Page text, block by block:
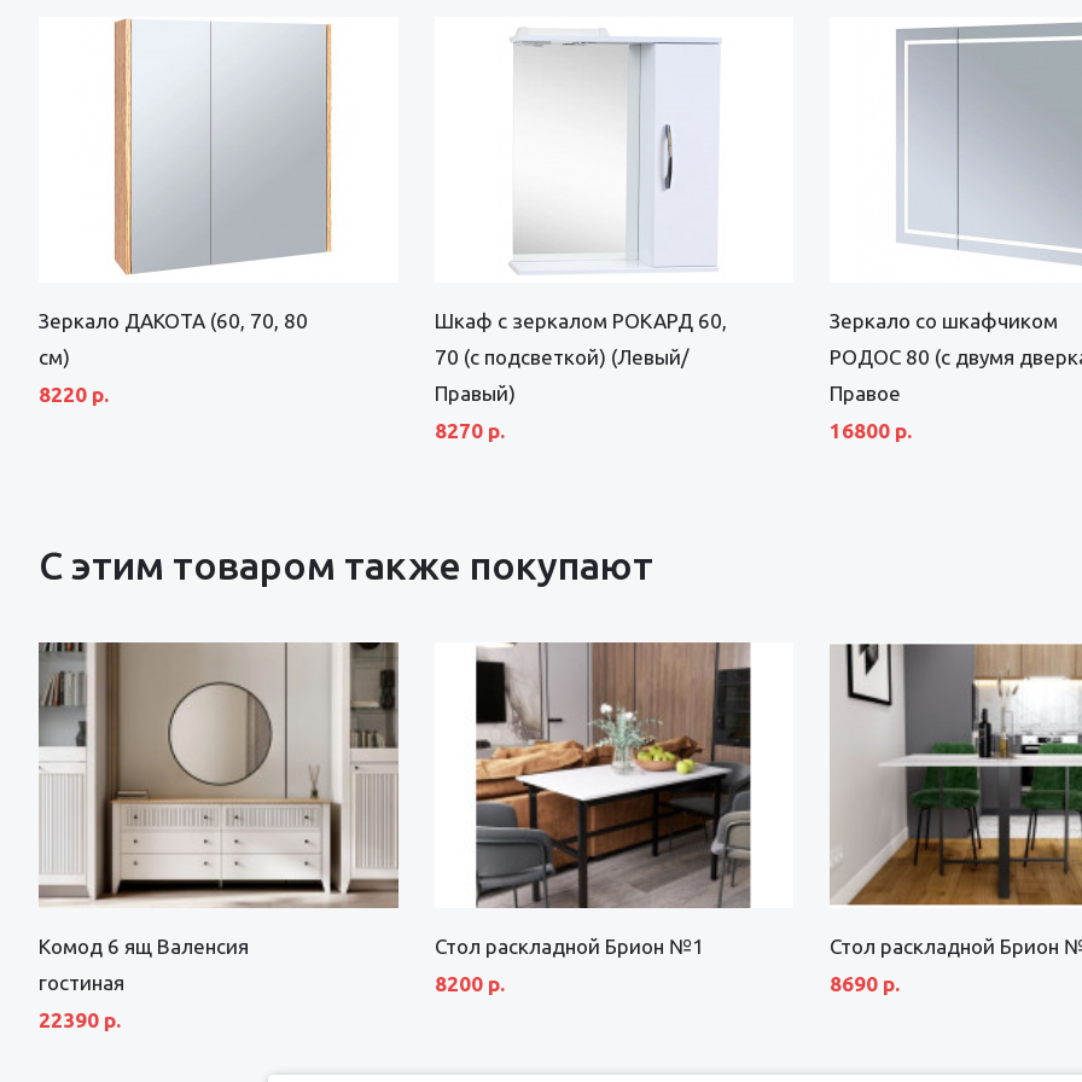
Зеркало ДАКОТА (60, 70, 80
см)
8220 р.
Шкаф с зеркалом РОКАРД 60,
70 (с подсветкой) (Левый/
Правый)
8270 р.
Зеркало со шкафчиком
РОДОС 80 (с двумя
Правое
16800 р.
С этим товаром также покупают
Комод 6 ящ Валенсия
гостиная
22390 р.
Стол раскладной Брион №1
8200 р.
Стол раскладной Брион
8690 р.